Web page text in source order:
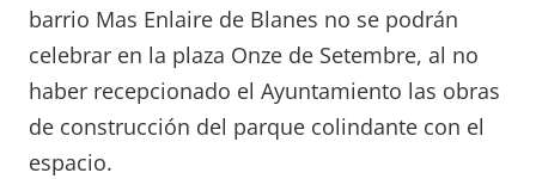
barrio Mas Enlaire de Blanes no se podrán
celebrar en la plaza Onze de Setembre, al no
haber recepcionado el Ayuntamiento las obras
de construcción del parque colindante con el
espacio.